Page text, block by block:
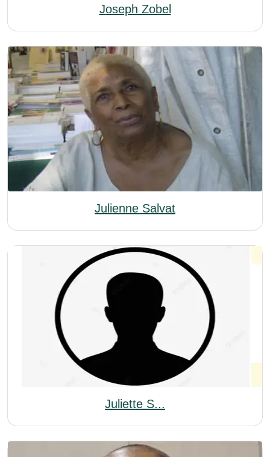
Joseph Zobel
Julienne Salvat
Juliette S...